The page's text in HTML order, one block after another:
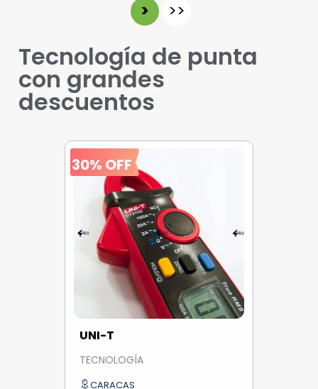
> >>
Tecnología de punta
con grandes
descuentos
30% OFF
UNI-T
TECNOLOGÍA
CARACAS